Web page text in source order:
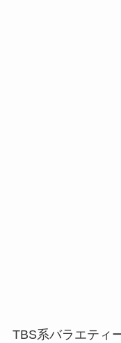
TBS系バラエティ